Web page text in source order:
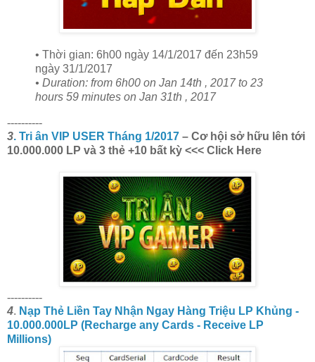
• Thời gian: 6h00 ngày 14/1/2017 đến 23h59
ngày 31/1/2017
• Duration: from 6h00 on Jan 14th , 2017 to 23
hours 59 minutes on Jan 31th , 2017
----------
3. Tri ân VIP USER Tháng 1/2017 – Cơ hội sở hữu lên tới
10.000.000 LP và 3 thẻ +10 bất kỳ <<< Click Here
----------
4. Nạp Thẻ Liền Tay Nhận Ngay Hàng Triệu LP Khủng -
10.000.000LP (Recharge any Cards - Receive LP
Millions)